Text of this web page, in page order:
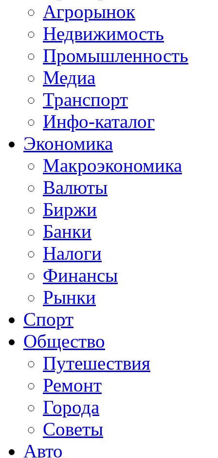
Агрорынок
Недвижимость
Промышленность
Медиа
Транспорт
Инфо-каталог
Экономика
Макроэкономика
Валюты
Биржи
Банки
Налоги
Финансы
Рынки
Спорт
Общество
Путешествия
Ремонт
Города
Советы
Авто